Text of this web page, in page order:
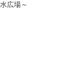
広場～